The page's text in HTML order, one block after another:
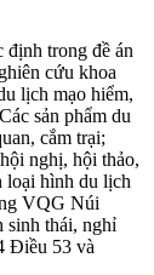
trong đề án
cứu khoa
lịch mạo hiểm,
sản phẩm du
cắm trại;
nghị, hội thảo,
loại hình du lịch
VQG Núi
sinh thái, nghỉ
Điều 53 và